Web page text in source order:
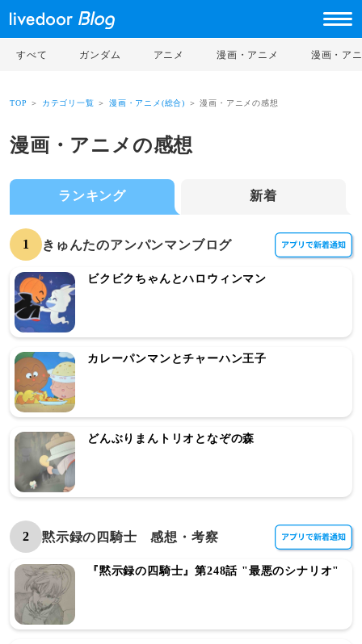
すべて ガンダム アニメ 漫画・アニメ 漫画・ア
TOP ＞ カテゴリ一覧 ＞漫画・アニメ(総合) ＞ 漫画・アニメの感想
漫画・アニメの感想
ランキング 新着
1 きゅんたのアンパンマンブログ
ビクビクちゃんとハロウィンマン
カレーパンマンとチャーハン王子
どんぶりまんトリオとなぞの森
2 黙示録の四騎士 感想・考察
『黙示録の四騎士』第248話 "最悪のシナリオ"